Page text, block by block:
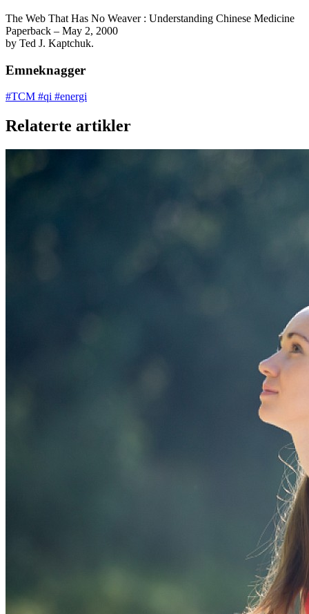
The Web That Has No Weaver : Understanding Chinese Medicine
Paperback – May 2, 2000
by Ted J. Kaptchuk.
Emneknagger
#TCM #qi #energi
Relaterte artikler